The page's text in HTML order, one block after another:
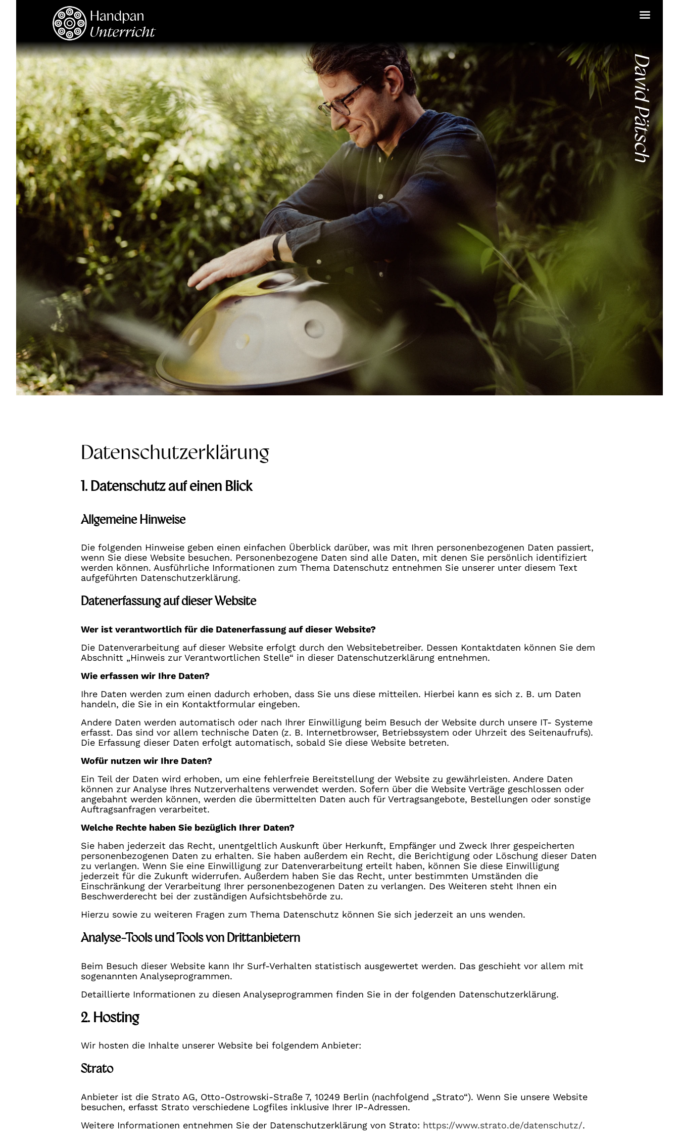
David Pätsch
Datenschutzerklärung
1. Datenschutz auf einen Blick
Allgemeine Hinweise
Die folgenden Hinweise geben einen einfachen Überblick darüber, was mit Ihren personenbezogenen Daten passiert,
wenn Sie diese Website besuchen. Personenbezogene Daten sind alle Daten, mit denen Sie persönlich identifiziert
werden können. Ausführliche Informationen zum Thema Datenschutz entnehmen Sie unserer unter diesem Text
aufgeführten Datenschutzerklärung.
Datenerfassung auf dieser Website
Wer ist verantwortlich für die Datenerfassung auf dieser Website?
Die Datenverarbeitung auf dieser Website erfolgt durch den Websitebetreiber. Dessen Kontaktdaten können Sie dem
Abschnitt „Hinweis zur Verantwortlichen Stelle“ in dieser Datenschutzerklärung entnehmen.
Wie erfassen wir Ihre Daten?
Ihre Daten werden zum einen dadurch erhoben, dass Sie uns diese mitteilen. Hierbei kann es sich z. B. um Daten
handeln, die Sie in ein Kontaktformular eingeben.
Andere Daten werden automatisch oder nach Ihrer Einwilligung beim Besuch der Website durch unsere IT- Systeme
erfasst. Das sind vor allem technische Daten (z. B. Internetbrowser, Betriebssystem oder Uhrzeit des Seitenaufrufs).
Die Erfassung dieser Daten erfolgt automatisch, sobald Sie diese Website betreten.
Wofür nutzen wir Ihre Daten?
Ein Teil der Daten wird erhoben, um eine fehlerfreie Bereitstellung der Website zu gewährleisten. Andere Daten
können zur Analyse Ihres Nutzerverhaltens verwendet werden. Sofern über die Website Verträge geschlossen oder
angebahnt werden können, werden die übermittelten Daten auch für Vertragsangebote, Bestellungen oder sonstige
Auftragsanfragen verarbeitet.
Welche Rechte haben Sie bezüglich Ihrer Daten?
Sie haben jederzeit das Recht, unentgeltlich Auskunft über Herkunft, Empfänger und Zweck Ihrer gespeicherten
personenbezogenen Daten zu erhalten. Sie haben außerdem ein Recht, die Berichtigung oder Löschung dieser Daten
zu verlangen. Wenn Sie eine Einwilligung zur Datenverarbeitung erteilt haben, können Sie diese Einwilligung
jederzeit für die Zukunft widerrufen. Außerdem haben Sie das Recht, unter bestimmten Umständen die
Einschränkung der Verarbeitung Ihrer personenbezogenen Daten zu verlangen. Des Weiteren steht Ihnen ein
Beschwerderecht bei der zuständigen Aufsichtsbehörde zu.
Hierzu sowie zu weiteren Fragen zum Thema Datenschutz können Sie sich jederzeit an uns wenden.
Analyse-Tools und Tools von Drittanbietern
Beim Besuch dieser Website kann Ihr Surf-Verhalten statistisch ausgewertet werden. Das geschieht vor allem mit
sogenannten Analyseprogrammen.
Detaillierte Informationen zu diesen Analyseprogrammen finden Sie in der folgenden Datenschutzerklärung.
2. Hosting
Wir hosten die Inhalte unserer Website bei folgendem Anbieter:
Strato
Anbieter ist die Strato AG, Otto-Ostrowski-Straße 7, 10249 Berlin (nachfolgend „Strato“). Wenn Sie unsere Website
besuchen, erfasst Strato verschiedene Logfiles inklusive Ihrer IP-Adressen.
Weitere Informationen entnehmen Sie der Datenschutzerklärung von Strato: https://www.strato.de/datenschutz/.